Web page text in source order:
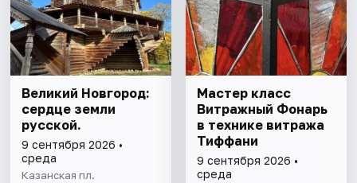
Великий Новгород:
сердце земли
русской.
9 сентября 2026 •
среда
Казанская пл.
Мастер класс
Витражный Фонарь
в технике витража
Тиффани
9 сентября 2026 •
среда